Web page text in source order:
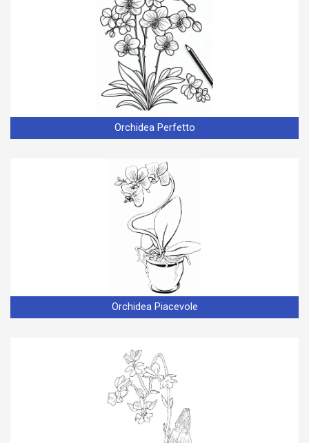
Orchidea Perfetto
Orchidea Piacevole